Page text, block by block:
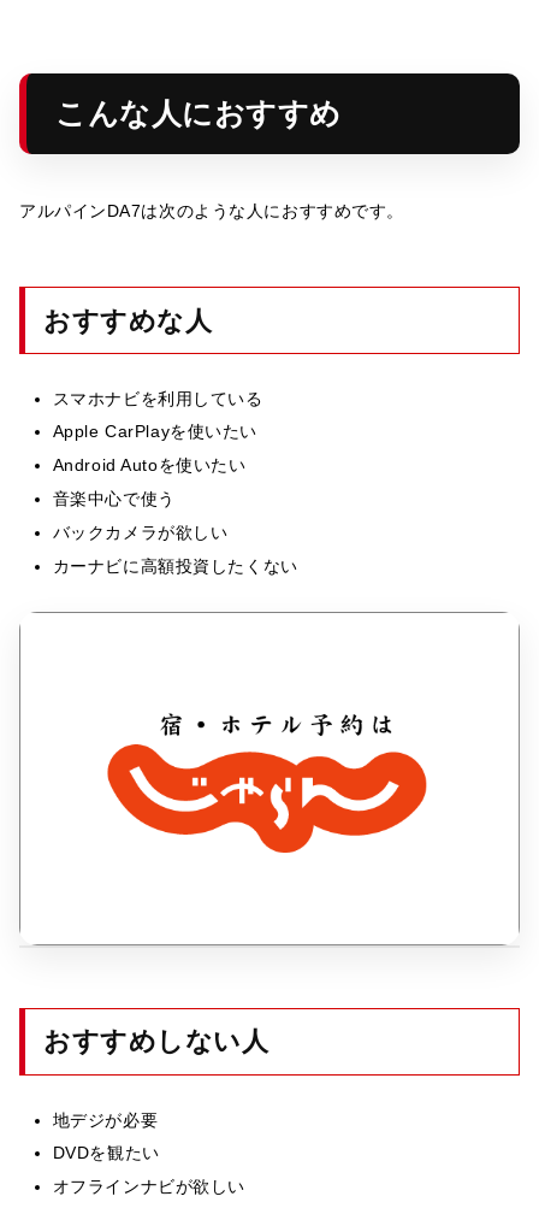
こんな人におすすめ
アルパインDA7は次のような人におすすめです。
おすすめな人
スマホナビを利用している
Apple CarPlayを使いたい
Android Autoを使いたい
音楽中心で使う
バックカメラが欲しい
カーナビに高額投資したくない
おすすめしない人
地デジが必要
DVDを観たい
オフラインナビが欲しい